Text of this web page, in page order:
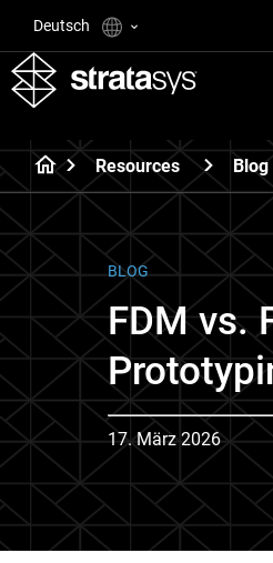
Deutsch
Resources Blog
BLOG
FDM vs.
17. März 2026